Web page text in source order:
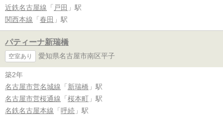
近鉄名古屋線 「 戸田 」駅
関西本線 「 春田 」駅
パティーナ新瑞橋
空室あり 愛知県名古屋市南区平子
築2年
名古屋市営名城線 「 新瑞橋 」駅
名古屋市営桜通線 「 桜本町 」駅
名鉄名古屋本線 「 呼続 」駅